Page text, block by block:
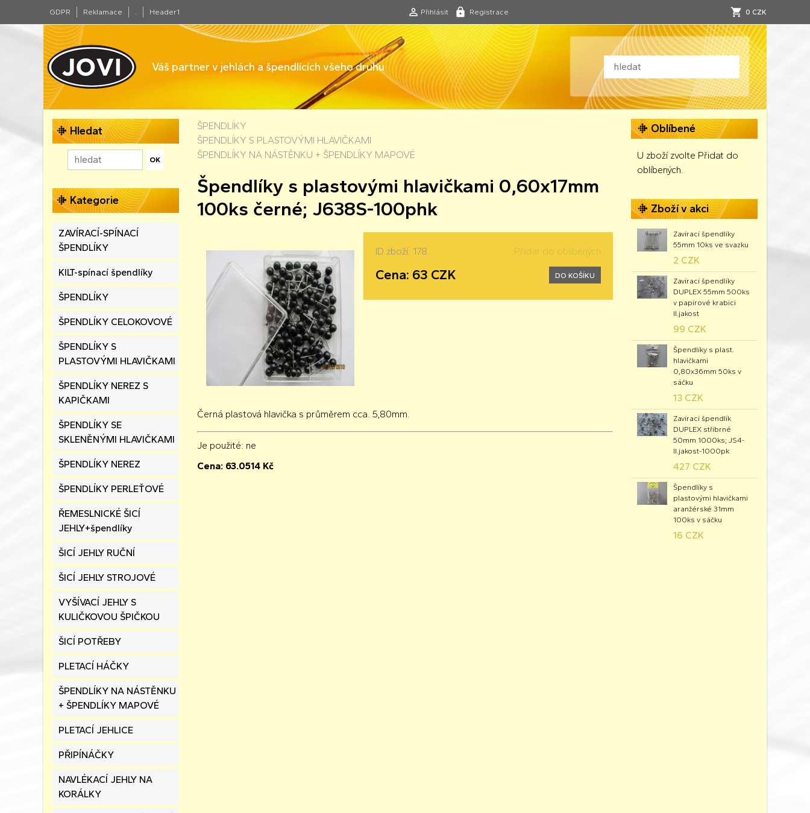
GDPR Reklamace . Header1 Přihlásit Registrace 0 CZK
Váš partner v jehlách a špendlících všeho druhu
Hledat
Kategorie
ZAVÍRACÍ-SPÍNACÍ
ŠPENDLÍKY
KILT-spínací špendlíky
ŠPENDLÍKY
ŠPENDLÍKY CELOKOVOVÉ
ŠPENDLÍKY S
PLASTOVÝMI HLAVIČKAMI
ŠPENDLÍKY NEREZ S
KAPIČKAMI
ŠPENDLÍKY SE
SKLENĚNÝMI HLAVIČKAMI
ŠPENDLÍKY NEREZ
ŠPENDLÍKY PERLEŤOVÉ
ŘEMESLNICKÉ ŠICÍ
JEHLY+špendlíky
ŠICÍ JEHLY RUČNÍ
ŠICÍ JEHLY STROJOVÉ
VYŠÍVACÍ JEHLY S
KULIČKOVOU ŠPIČKOU
ŠICÍ POTŘEBY
PLETACÍ HÁČKY
ŠPENDLÍKY NA NÁSTĚNKU
+ ŠPENDLÍKY MAPOVÉ
PLETACÍ JEHLICE
PŘIPÍNÁČKY
NAVLÉKACÍ JEHLY NA
KORÁLKY
ŠPENDLÍKY
ŠPENDLÍKY S PLASTOVÝMI HLAVIČKAMI
ŠPENDLÍKY NA NÁSTĚNKU + ŠPENDLÍKY MAPOVÉ
Špendlíky s plastovými hlavičkami 0,60x17mm
100ks černé; J638S-100phk
ID zboží: 178 Přidat do oblíbených
Cena: 63 CZK DO KOŠÍKU
Černá plastová hlavička s průměrem cca. 5,80mm.
Je použité: ne
Cena: 63.0514 Kč
Oblíbené
U zboží zvolte Přidat do
oblíbených.
Zboží v akci
Zavírací špendlíky
55mm 10ks ve svazku
2 CZK
Zavírací špendlíky
DUPLEX 55mm 500ks
v papírové krabici
II.jakost
99 CZK
Špendlíky s plast.
hlavičkami
0,80x36mm 50ks v
sáčku
13 CZK
Zavírací špendlík
DUPLEX stříbrné
50mm 1000ks; JS4-
II.jakost-1000pk
427 CZK
Špendlíky s
plastovými hlavičkami
aranžérské 31mm
100ks v sáčku
16 CZK